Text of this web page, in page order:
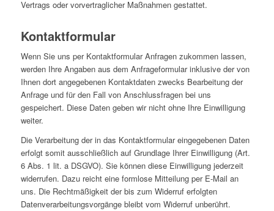
Vertrags oder vorvertraglicher Maßnahmen gestattet.
Kontaktformular
Wenn Sie uns per Kontaktformular Anfragen zukommen lassen,
werden Ihre Angaben aus dem Anfrageformular inklusive der von
Ihnen dort angegebenen Kontaktdaten zwecks Bearbeitung der
Anfrage und für den Fall von Anschlussfragen bei uns
gespeichert. Diese Daten geben wir nicht ohne Ihre Einwilligung
weiter.
Die Verarbeitung der in das Kontaktformular eingegebenen Daten
erfolgt somit ausschließlich auf Grundlage Ihrer Einwilligung (Art.
6 Abs. 1 lit. a DSGVO). Sie können diese Einwilligung jederzeit
widerrufen. Dazu reicht eine formlose Mitteilung per E-Mail an
uns. Die Rechtmäßigkeit der bis zum Widerruf erfolgten
Datenverarbeitungsvorgänge bleibt vom Widerruf unberührt.